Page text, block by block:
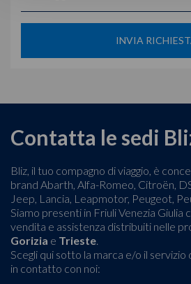
INVIA
Contatta le sedi
Bliz, il tuo compagno di viaggio, è
brand Abarth, Alfa-Romeo, Citroën,
Jeep, Lancia, Leapmotor, Peugeot,
Siamo presenti in Friuli Venezia Giulia
vendita e assistenza distribuiti nelle
Gorizia e Trieste
Scegli qui sotto la marca e/o il
in contatto con noi: